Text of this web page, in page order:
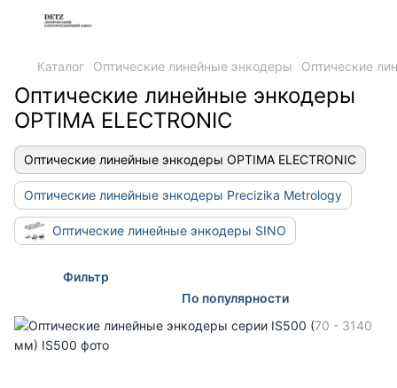
Каталог Оптические линейные энкодеры Оптические
Оптические линейные энкодеры
OPTIMA ELECTRONIC
Оптические линейные энкодеры OPTIMA ELECTRONIC
Оптические линейные энкодеры Precizika Metrology
Оптические линейные энкодеры SINO
Фильтр
По популярности